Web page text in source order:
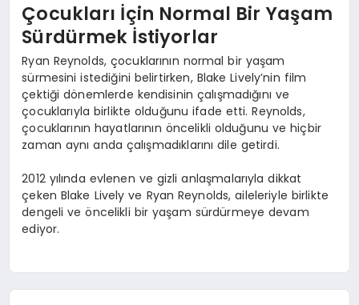
Çocukları İçin Normal Bir Yaşam
Sürdürmek İstiyorlar
Ryan Reynolds, çocuklarının normal bir yaşam
sürmesini istediğini belirtirken, Blake Lively’nin film
çektiği dönemlerde kendisinin çalışmadığını ve
çocuklarıyla birlikte olduğunu ifade etti. Reynolds,
çocuklarının hayatlarının öncelikli olduğunu ve hiçbir
zaman aynı anda çalışmadıklarını dile getirdi.
2012 yılında evlenen ve gizli anlaşmalarıyla dikkat
çeken Blake Lively ve Ryan Reynolds, aileleriyle birlikte
dengeli ve öncelikli bir yaşam sürdürmeye devam
ediyor.